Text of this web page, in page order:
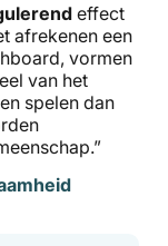
effect
afrekenen een
vormen
van het
spelen dan